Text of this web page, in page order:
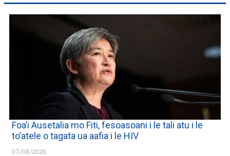
Foa’i Ausetalia mo Fiti, fesoasoani i le tali atu i le
to’atele o tagata ua aafia i le HIV
07/08/2026